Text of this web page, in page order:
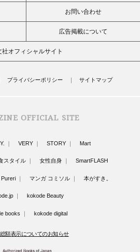
お問い合わせ
広告掲載について
社オフィシャルサイト
プライバシーポリシー サイトマップ
OFFICIAL SITE
VERY STORY Mart
スタイル 女性自身 SmartFLASH
マンガ コミソル 本がすき。
kokode Beauty
books kokode digital
額表示についてのお知らせ